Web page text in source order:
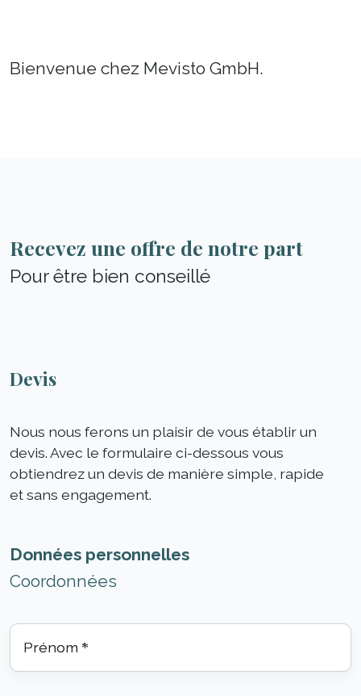
Bienvenue chez Mevisto GmbH.
Recevez une offre de notre part
Pour être bien conseillé
Devis
Nous nous ferons un plaisir de vous établir un
devis. Avec le formulaire ci-dessous vous
obtiendrez un devis de manière simple, rapide
et sans engagement.
Données personnelles
Coordonnées
Prénom *